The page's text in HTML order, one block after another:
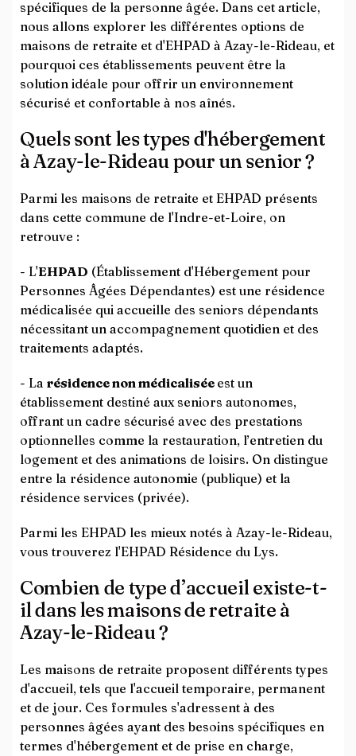
spécifiques de la personne âgée. Dans cet article,
nous allons explorer les différentes options de
maisons de retraite et d'EHPAD à Azay-le-Rideau, et
pourquoi ces établissements peuvent être la
solution idéale pour offrir un environnement
sécurisé et confortable à nos aînés.
Quels sont les types d'hébergement
à Azay-le-Rideau pour un senior ?
Parmi les maisons de retraite et EHPAD présents
dans cette commune de l'Indre-et-Loire, on
retrouve :
- L'EHPAD (Établissement d'Hébergement pour
Personnes Âgées Dépendantes) est une résidence
médicalisée qui accueille des seniors dépendants
nécessitant un accompagnement quotidien et des
traitements adaptés.
- La résidence non médicalisée est un
établissement destiné aux seniors autonomes,
offrant un cadre sécurisé avec des prestations
optionnelles comme la restauration, l’entretien du
logement et des animations de loisirs. On distingue
entre la résidence autonomie (publique) et la
résidence services (privée).
Parmi les EHPAD les mieux notés à Azay-le-Rideau,
vous trouverez l'EHPAD Résidence du Lys.
Combien de type d’accueil existe-t-
il dans les maisons de retraite à
Azay-le-Rideau ?
Les maisons de retraite proposent différents types
d'accueil, tels que l'accueil temporaire, permanent
et de jour. Ces formules s'adressent à des
personnes âgées ayant des besoins spécifiques en
termes d'hébergement et de prise en charge,